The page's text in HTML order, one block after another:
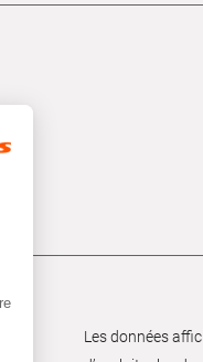
Les données